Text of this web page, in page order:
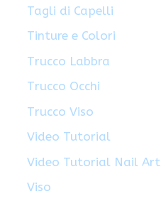
Tagli di Capelli
Tinture e Colori
Trucco Labbra
Trucco Occhi
Trucco Viso
Video Tutorial
Video Tutorial Nail Art
Viso